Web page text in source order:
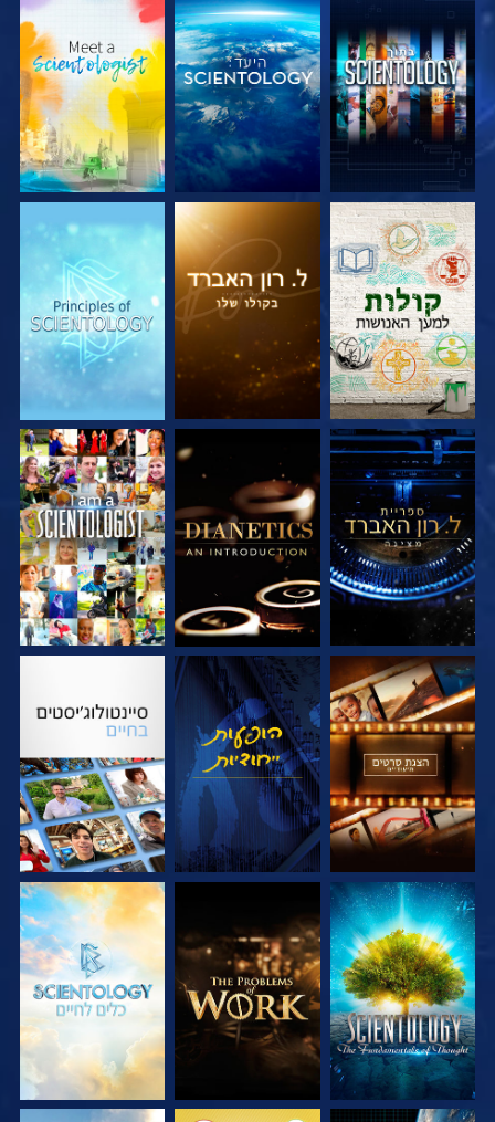
בדוק את הסדרה בדוק את הסדרה בדוק את הסדרה
בדוק את הסדרה בדוק את הסדרה צפה
בדוק את הסדרה צפה בדוק את הסדרה
בדוק את הסדרה בדוק את הסדרה בדוק את הסדרה